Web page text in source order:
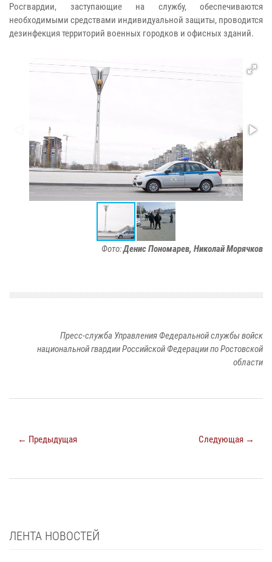
Росгвардии, заступающие на службу, обеспечиваются
необходимыми средствами индивидуальной защиты, проводится
дезинфекция территорий военных городков и офисных зданий.
Фото:Денис Пономарев, Николай Морячков
Пресс-служба Управления Федеральной службы войск
национальной гвардии Российской Федерации по Ростовской
области
← Предыдущая Следующая →
ЛЕНТА НОВОСТЕЙ